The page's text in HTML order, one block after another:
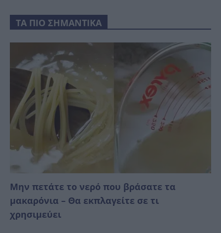
ΤΑ ΠΙΟ ΣΗΜΑΝΤΙΚΑ
Μην πετάτε το νερό που βράσατε τα
μακαρόνια – Θα εκπλαγείτε σε τι
χρησιμεύει